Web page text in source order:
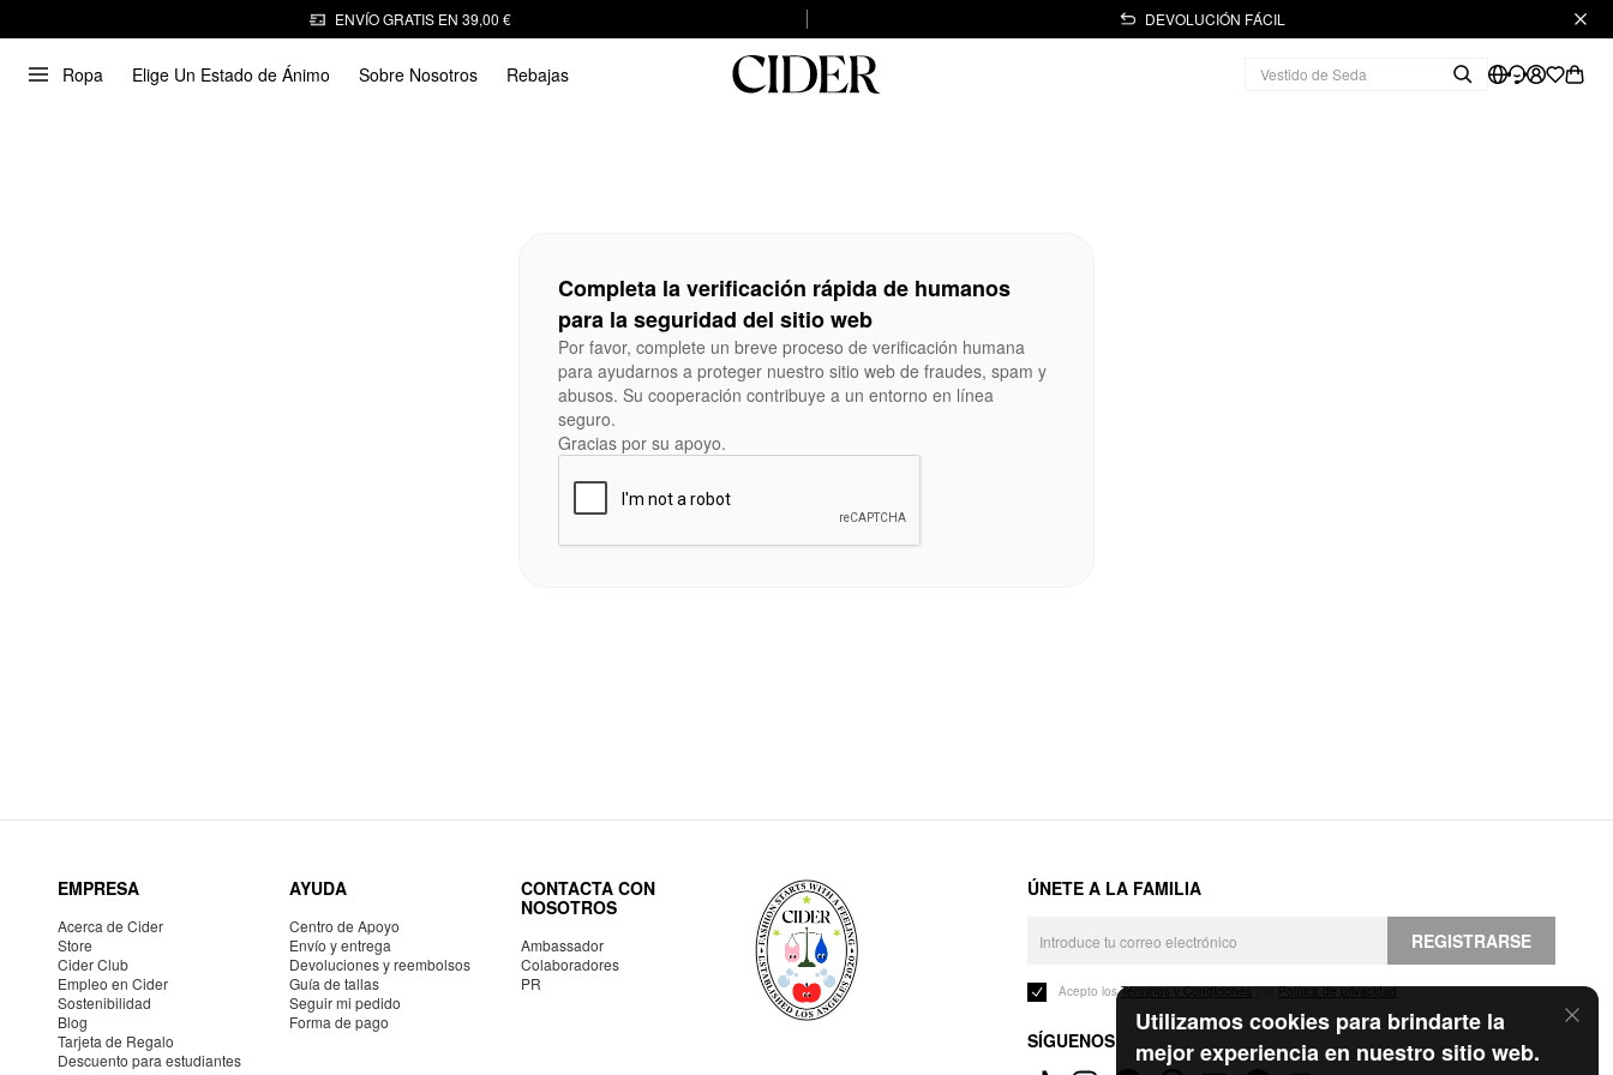
ENVÍO GRATIS EN 39,00 € DEVOLUCIÓN FÁCIL
Ropa Elige Un Estado de Ánimo Sobre Nosotros Rebajas
Utilizamos cookies para brindarte la
mejor experiencia en nuestro sitio web.
Completa la verificación rápida de humanos
para la seguridad del sitio web
Por favor, complete un breve proceso de verificación humana
para ayudarnos a proteger nuestro sitio web de fraudes, spam y
abusos. Su cooperación contribuye a un entorno en línea
seguro.
Gracias por su apoyo.
EMPRESA
Acerca de Cider
Store
Cider Club
Empleo en Cider
Sostenibilidad
Blog
Tarjeta de Regalo
Descuento para estudiantes
AYUDA
Centro de Apoyo
Envío y entrega
Devoluciones y reembolsos
Guía de tallas
Seguir mi pedido
Forma de pago
CONTACTA CON
NOSOTROS
Ambassador
Colaboradores
PR
ÚNETE A LA FAMILIA
REGISTRARSE
Acepto losTérminos y Condicionesy laPolítica de privacidad.
SÍGUENOS